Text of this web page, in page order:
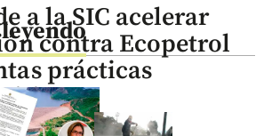
a la SIC acelerar
contra Ecopetrol
prácticas